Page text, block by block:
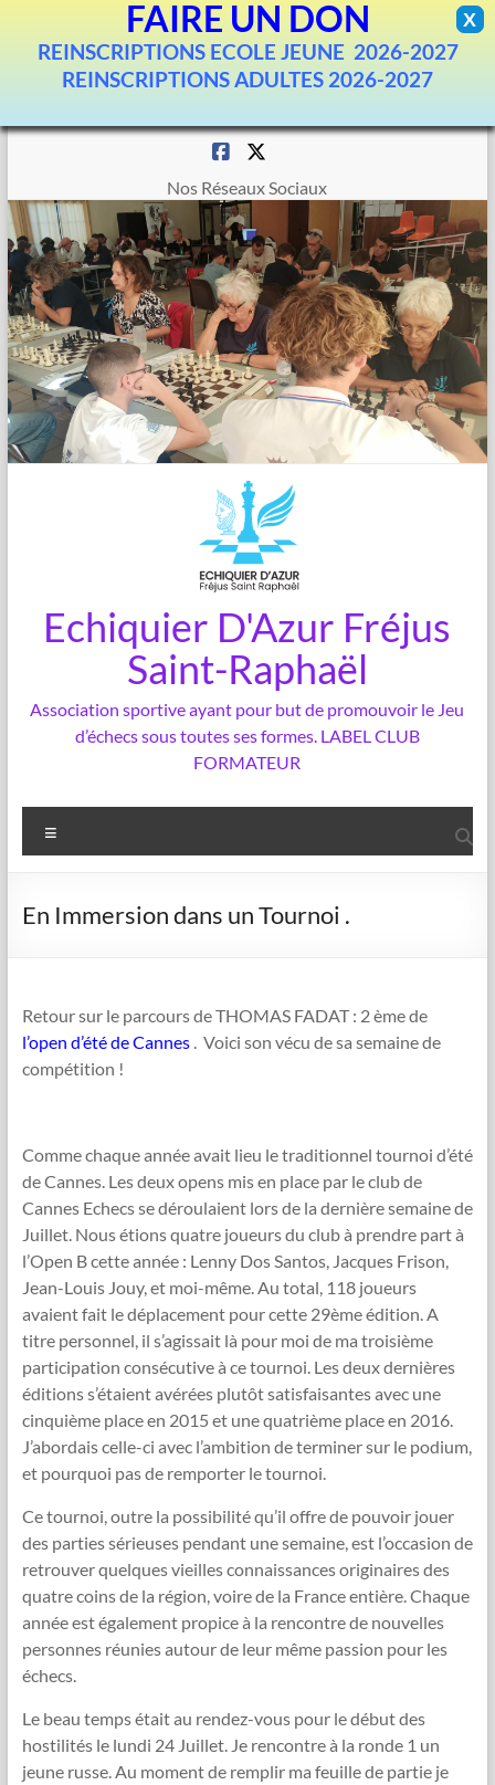
X
FAIRE UN DON
REINSCRIPTIONS ECOLE JEUNE 2026-2027
REINSCRIPTIONS ADULTES 2026-2027
Aller
Nos Réseaux Sociaux
Echiquier D'Azur Fréjus
Saint-Raphaël
Association sportive ayant pour but de promouvoir le Jeu
d’échecs sous toutes ses formes. LABEL CLUB
FORMATEUR
En Immersion dans un Tournoi .
Retour sur le parcours de THOMAS FADAT : 2 ème de
l’open d’été de Cannes. Voici son vécu de sa semaine de
compétition !
Comme chaque année avait lieu le traditionnel tournoi d’été
de Cannes. Les deux opens mis en place par le club de
Cannes Echecs se déroulaient lors de la dernière semaine de
Juillet. Nous étions quatre joueurs du club à prendre part à
l’Open B cette année : Lenny Dos Santos, Jacques Frison,
Jean-Louis Jouy, et moi-même. Au total, 118 joueurs
avaient fait le déplacement pour cette 29ème édition. A
titre personnel, il s’agissait là pour moi de ma troisième
participation consécutive à ce tournoi. Les deux dernières
éditions s’étaient avérées plutôt satisfaisantes avec une
cinquième place en 2015 et une quatrième place en 2016.
J’abordais celle-ci avec l’ambition de terminer sur le podium,
et pourquoi pas de remporter le tournoi.
Ce tournoi, outre la possibilité qu’il offre de pouvoir jouer
des parties sérieuses pendant une semaine, est l’occasion de
retrouver quelques vieilles connaissances originaires des
quatre coins de la région, voire de la France entière. Chaque
année est également propice à la rencontre de nouvelles
personnes réunies autour de leur même passion pour les
échecs.
Le beau temps était au rendez-vous pour le début des
hostilités le lundi 24 Juillet. Je rencontre à la ronde 1 un
jeune russe. Au moment de remplir ma feuille de partie je